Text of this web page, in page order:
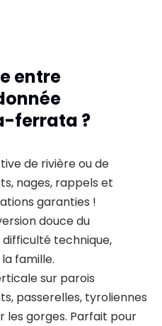
entre
ferrata ?
de rivière ou de
nages, rappels et
garanties !
douce du
technique,
famille.
sur parois
passerelles, tyroliennes
les gorges. Parfait pour